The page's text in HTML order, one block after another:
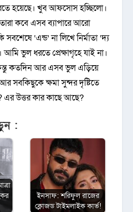
হয়েছে। খুব আফসোস হচ্ছিলো।
কবে এসব ব্যাপারে আরো
‘এন্ড’ না লিখে নির্মাতা ‘দ্য
ভুল ধরতে প্রেক্ষাগৃহে যাই না।
কতদিন আর এসব ভুল এড়িয়ে
সবকিছুকে ক্ষমা সুন্দর দৃষ্টিতে
উত্তর কার কাছে আছে?
:
ইনসাফ: শরিফুল রাজের
ক্লোজড টাইমলাইক কার্ভ!